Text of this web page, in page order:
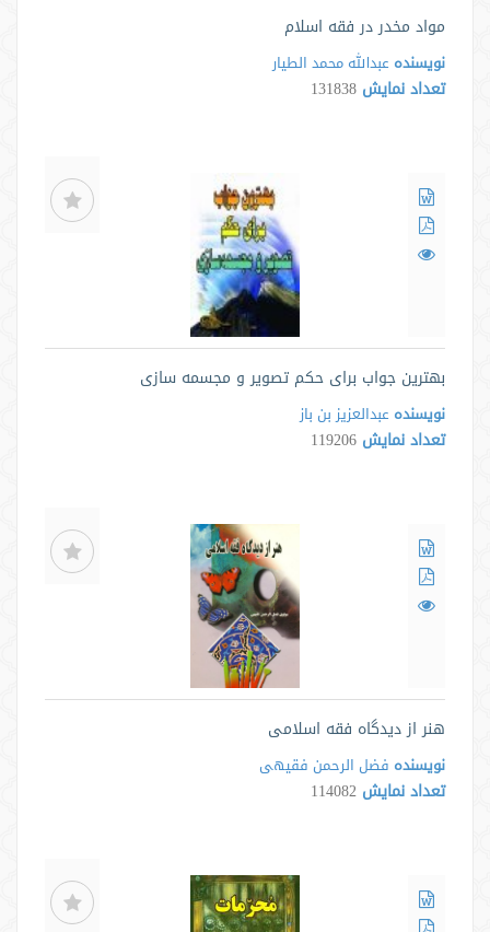
مواد مخدر در فقه اسلام
نویسنده عبدالله محمد الطیار
تعداد نمایش 131838
بهترین جواب برای حکم تصویر و مجسمه سازی
نویسنده عبدالعزیز بن باز
تعداد نمایش 119206
هنر از دیدگاه فقه اسلامی
نویسنده فضل الرحمن فقیهی
تعداد نمایش 114082